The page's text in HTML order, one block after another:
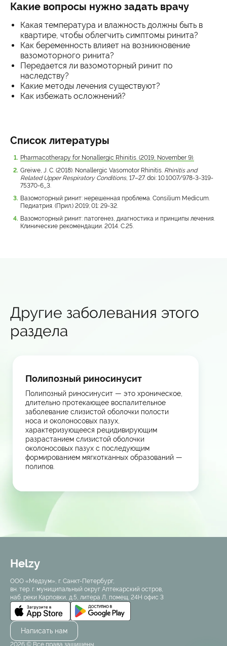
Какие вопросы нужно задать врачу
Какая температура и влажность должны быть в
квартире, чтобы облегчить симптомы ринита?
Как беременность влияет на возникновение
вазомоторного ринита?
Передается ли вазомоторный ринит по
наследству?
Какие методы лечения существуют?
Как избежать осложнений?
Список литературы
Pharmacotherapy for Nonallergic Rhinitis. (2019, November 9).
Greiwe, J. C. (2018). Nonallergic Vasomotor Rhinitis. Rhinitis and
Related Upper Respiratory Conditions, 17–27. doi: 10.1007/978-3-319-
75370-6_3.
Вазомоторный ринит: нерешенная проблема. Consilium Medicum.
Педиатрия. (Прил.) 2019; 01: 29-32.
Вазомоторный ринит: патогенез, диагностика и принципы лечения.
Клинические рекомендации. 2014. С.25.
Другие заболевания этого
раздела
Полипозный риносинусит
Полипозный риносинусит — это хроническое,
длительно протекающее воспалительное
заболевание слизистой оболочки полости
носа и околоносовых пазух,
характеризующееся рецидивирующим
разрастанием слизистой оболочки
околоносовых пазух с последующим
формированием мягкотканных образований —
полипов.
Helzy
ООО «Медзум», г. Санкт-Петербург,
вн. тер. г. муниципальный округ Аптекарский остров,
наб. реки Карповки, д.5, литера Л, помещ. 24Н офис 3
Написать нам
2026 © Все права защищены